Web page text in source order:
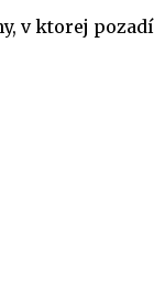
v ktorej